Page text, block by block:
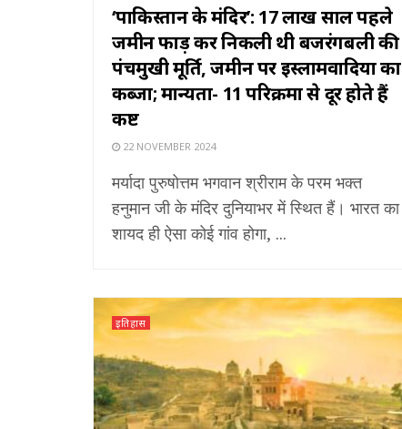
‘पाकिस्तान के मंदिर’: 17 लाख साल पहले
जमीन फाड़ कर निकली थी बजरंगबली की
पंचमुखी मूर्ति, जमीन पर इस्लामवादियों का
कब्जा; मान्यता- 11 परिक्रमा से दूर होते हैं
कष्ट
22 NOVEMBER 2024
मर्यादा पुरुषोत्तम भगवान श्रीराम के परम भक्त
हनुमान जी के मंदिर दुनियाभर में स्थित हैं। भारत का
शायद ही ऐसा कोई गांव होगा, ...
इतिहास